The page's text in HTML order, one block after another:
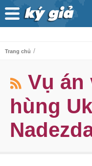
Trang chủ /
Vụ án
hùng